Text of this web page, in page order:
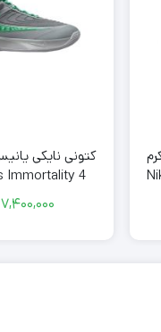
کرم
Immortality 4
Green
7,400,000